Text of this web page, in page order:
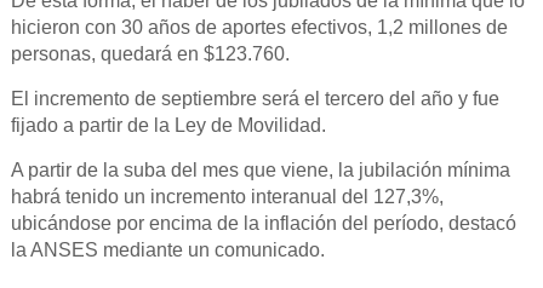
hicieron con 30 años de aportes efectivos, 1,2 millones de
personas, quedará en $123.760.
El incremento de septiembre será el tercero del año y fue
fijado a partir de la Ley de Movilidad.
A partir de la suba del mes que viene, la jubilación mínima
habrá tenido un incremento interanual del 127,3%,
ubicándose por encima de la inflación del período, destacó
la ANSES mediante un comunicado.